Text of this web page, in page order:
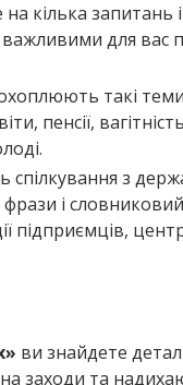
кілька запитань і
для вас
такі
пенсії,
спілкування з
і
підприємців,
ви знайдете
та